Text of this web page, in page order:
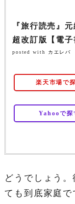
『旅行読売』
超改訂版【電
posted with カエレバ
楽天市場で
Yahooで探
どうでしょう
ても到底家庭で